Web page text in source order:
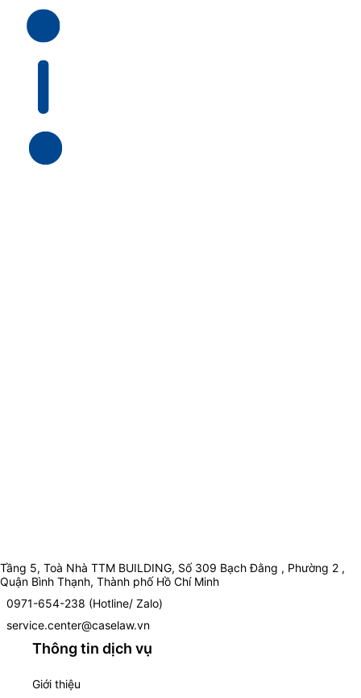
Tầng 5, Toà Nhà TTM BUILDING, Số 309 Bạch Đằng , Phường 2 ,
Quận Bình Thạnh, Thành phố Hồ Chí Minh
0971-654-238 (Hotline/ Zalo)
service.center@caselaw.vn
Thông tin dịch vụ
Giới thiệu